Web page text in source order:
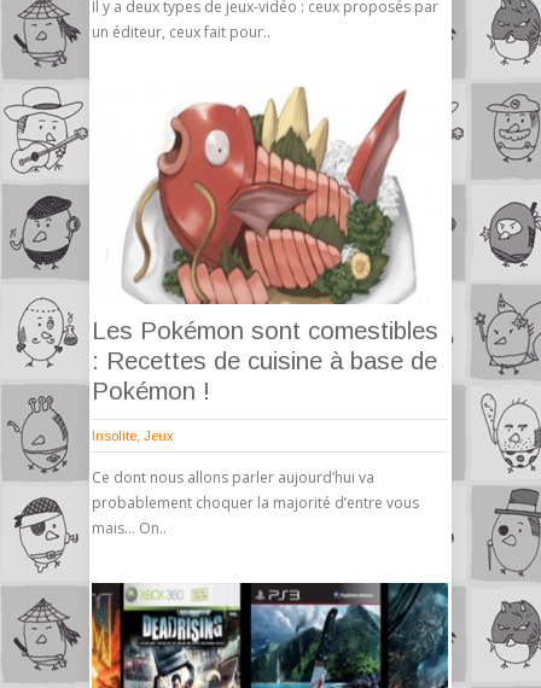
Il y a deux types de jeux-vidéo : ceux proposés par
un éditeur, ceux fait pour..
Les Pokémon sont comestibles
: Recettes de cuisine à base de
Pokémon !
Insolite Jeux
Ce dont nous allons parler aujourd’hui va
probablement choquer la majorité d’entre vous
mais… On..